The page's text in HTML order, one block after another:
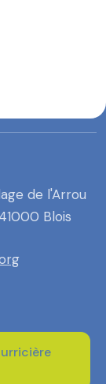
de l'Arrou
Blois